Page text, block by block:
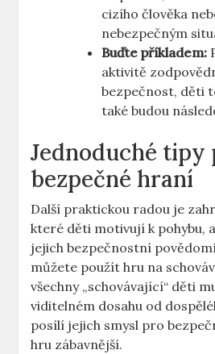
cizího člověka
nebezpečným
Buďte příkladem:
aktivitě
bezpečnost, děti
také budou
Jednoduché tipy
bezpečné hraní
Další praktickou radou je
které děti motivují k pohybu,
jejich bezpečnostní
můžete použít hru na
všechny „schovávající“ děti
viditelném dosahu od
posílí jejich smysl pro
hru zábavnější.